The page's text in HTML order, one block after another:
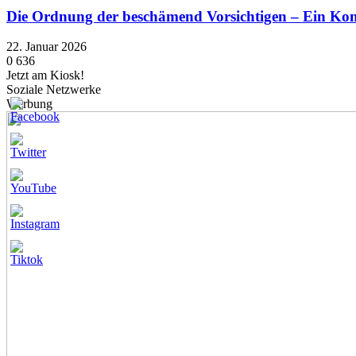
Die Ordnung der beschämend Vorsichtigen – Ein
22. Januar 2026
0 636
Jetzt am Kiosk!
Soziale Netzwerke
Werbung